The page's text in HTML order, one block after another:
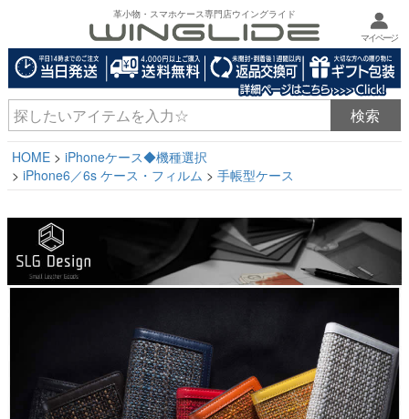
革小物・スマホケース専門店ウイングライド
マイページ
HOME
iPhoneケース◆機種選択
iPhone6／6s ケース・フィルム
手帳型ケース